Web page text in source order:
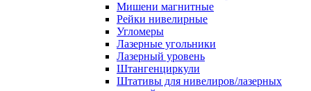
Мишени магнитные
Рейки нивелирные
Угломеры
Лазерные угольники
Лазерный уровень
Штангенциркули
Штативы для нивелиров/лазерных